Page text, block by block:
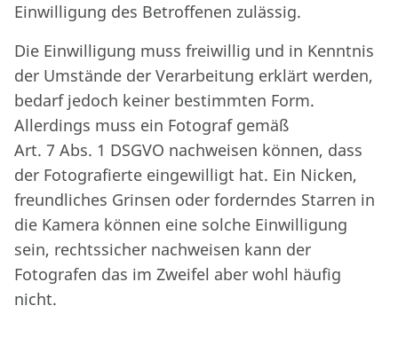
Einwilligung des Betroffenen zulässig.
Die Einwilligung muss freiwillig und in Kenntnis
der Umstände der Verarbeitung erklärt werden,
bedarf jedoch keiner bestimmten Form.
Allerdings muss ein Fotograf gemäß
Art. 7 Abs. 1 DSGVO nachweisen können, dass
der Fotografierte eingewilligt hat. Ein Nicken,
freundliches Grinsen oder forderndes Starren in
die Kamera können eine solche Einwilligung
sein, rechtssicher nachweisen kann der
Fotografen das im Zweifel aber wohl häufig
nicht.